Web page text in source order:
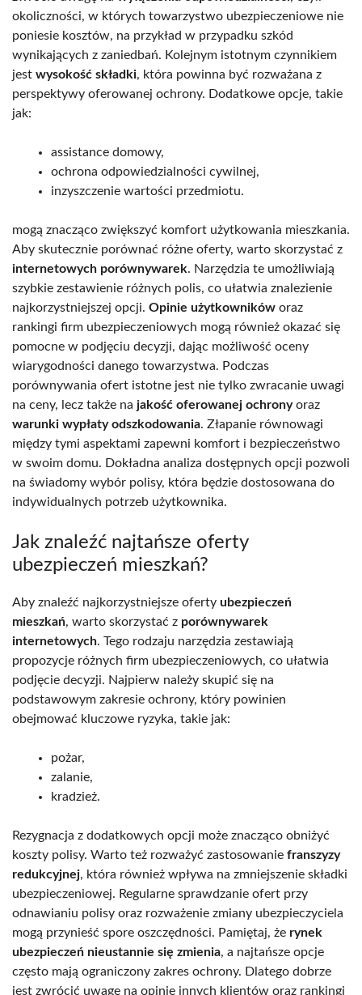
okoliczności, w których towarzystwo ubezpieczeniowe nie
poniesie kosztów, na przykład w przypadku szkód
wynikających z zaniedbań. Kolejnym istotnym czynnikiem
jest wysokość składki, która powinna być rozważana z
perspektywy oferowanej ochrony. Dodatkowe opcje, takie
jak:
assistance domowy,
ochrona odpowiedzialności cywilnej,
inzyszczenie wartości przedmiotu.
mogą znacząco zwiększyć komfort użytkowania mieszkania.
Aby skutecznie porównać różne oferty, warto skorzystać z
internetowych porównywarek. Narzędzia te umożliwiają
szybkie zestawienie różnych polis, co ułatwia znalezienie
najkorzystniejszej opcji. Opinie użytkowników oraz
rankingi firm ubezpieczeniowych mogą również okazać się
pomocne w podjęciu decyzji, dając możliwość oceny
wiarygodności danego towarzystwa. Podczas
porównywania ofert istotne jest nie tylko zwracanie uwagi
na ceny, lecz także na jakość oferowanej ochronyoraz
warunki wypłaty odszkodowania. Złapanie równowagi
między tymi aspektami zapewni komfort i bezpieczeństwo
w swoim domu. Dokładna analiza dostępnych opcji pozwoli
na świadomy wybór polisy, która będzie dostosowana do
indywidualnych potrzeb użytkownika.
Jak znaleźć najtańsze oferty
ubezpieczeń mieszkań?
Aby znaleźć najkorzystniejsze oferty ubezpieczeń
mieszkań, warto skorzystać z porównywarek
internetowych. Tego rodzaju narzędzia zestawiają
propozycje różnych firm ubezpieczeniowych, co ułatwia
podjęcie decyzji. Najpierw należy skupić się na
podstawowym zakresie ochrony, który powinien
obejmować kluczowe ryzyka, takie jak:
pożar,
zalanie,
kradzież.
Rezygnacja z dodatkowych opcji może znacząco obniżyć
koszty polisy. Warto też rozważyć zastosowanie franszyzy
redukcyjnej, która również wpływa na zmniejszenie składki
ubezpieczeniowej. Regularne sprawdzanie ofert przy
odnawianiu polisy oraz rozważenie zmiany ubezpieczyciela
mogą przynieść spore oszczędności. Pamiętaj, że rynek
ubezpieczeń nieustannie się zmienia, a najtańsze opcje
często mają ograniczony zakres ochrony. Dlatego dobrze
jest zwrócić uwagę na opinie innych klientów oraz rankingi